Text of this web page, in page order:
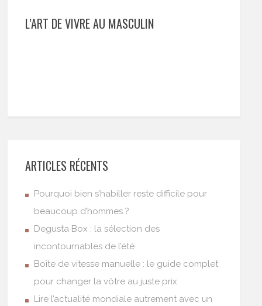
L’ART DE VIVRE AU MASCULIN
ARTICLES RÉCENTS
Pourquoi bien s’habiller reste difficile pour
beaucoup d’hommes ?
Degusta Box : la sélection des
incontournables de l’été
Boîte de vitesse manuelle : le guide complet
pour changer la vôtre au juste prix
Lire l’actualité mondiale autrement avec un